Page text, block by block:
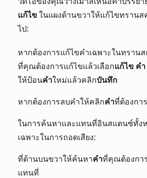
แก้ไข ในแผงด้านขวาให้แก้ไขทรานส
ไป:
หากต้องการแก้ไขคำเฉพาะในทราน
ที่คุณต้องการแก้ไขแล้วเลือกแก้ไข คำ
ให้ป้อนคำใหม่แล้วคลิกบันทึก
หากต้องการลบคำให้คลิกคำที่ต้องกา
ในการค้นหาและแทนที่อินสแตนซ์ทั้ง
เฉพาะในการถอดเสียง:
ที่ด้านบนขวาให้ค้นหาคำที่คุณต้องกา
แทนที่